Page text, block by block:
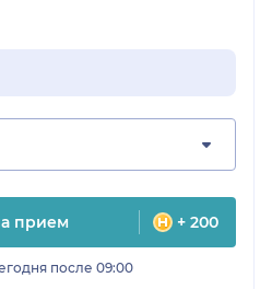
прием + 200
после 09:00